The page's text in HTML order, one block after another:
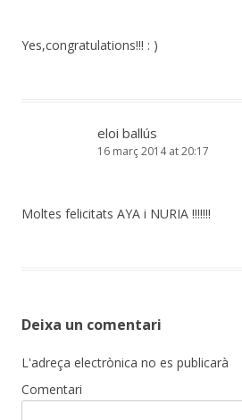
Yes,congratulations!!! : )
eloi ballús
16 març 2014 at 20:17
Moltes felicitats AYA i NURIA !!!!!!!
Deixa un comentari
L'adreça electrònica no es publicarà
Comentari